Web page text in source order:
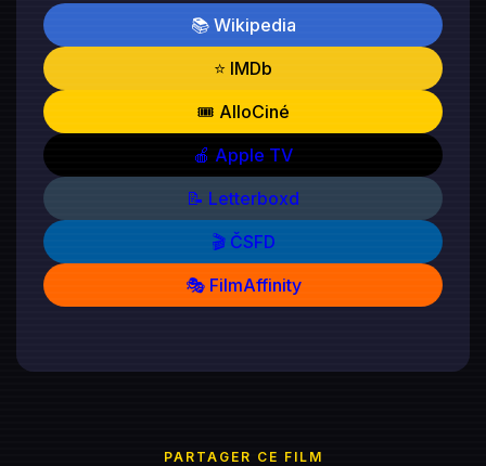
📚 Wikipedia
⭐ IMDb
🎟️ AlloCiné
🍎 Apple TV
📝 Letterboxd
🎬 ČSFD
🎭 FilmAffinity
PARTAGER CE FILM